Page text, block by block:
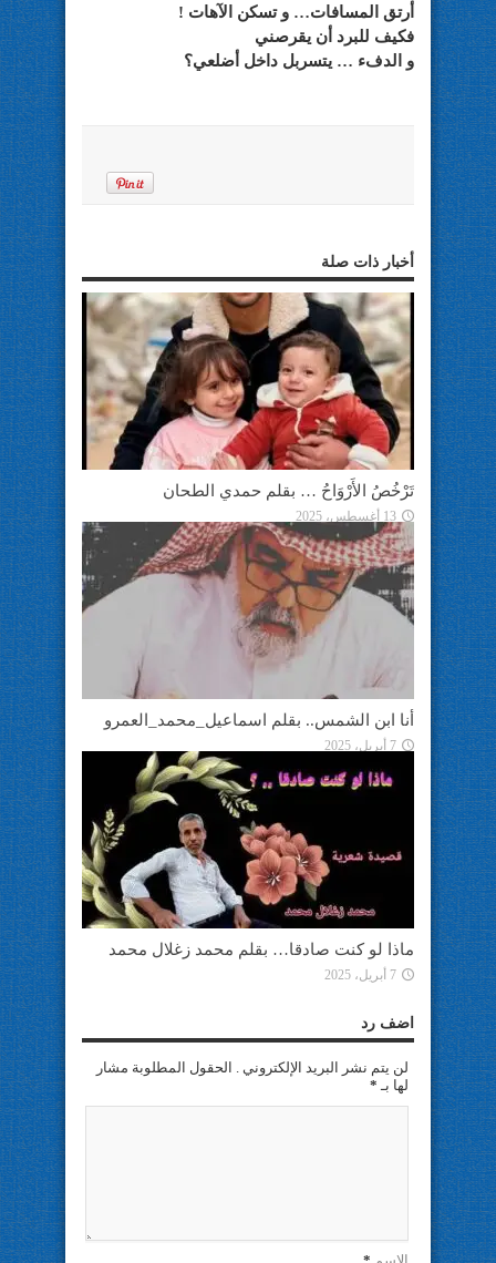
أرتق المسافات… و تسكن الآهات !
فكيف للبرد أن يقرصني
و الدفء … يتسربل داخل أضلعي؟
أخبار ذات صلة
تَرْخُصُ الأَرْوَاحُ … بقلم حمدي الطحان
13 أغسطس، 2025
أنا ابن الشمس.. بقلم اسماعيل_محمد_العمرو
7 أبريل، 2025
ماذا لو كنت صادقا… بقلم محمد زغلال محمد
7 أبريل، 2025
اضف رد
لن يتم نشر البريد الإلكتروني . الحقول المطلوبة مشار
لها بـ *